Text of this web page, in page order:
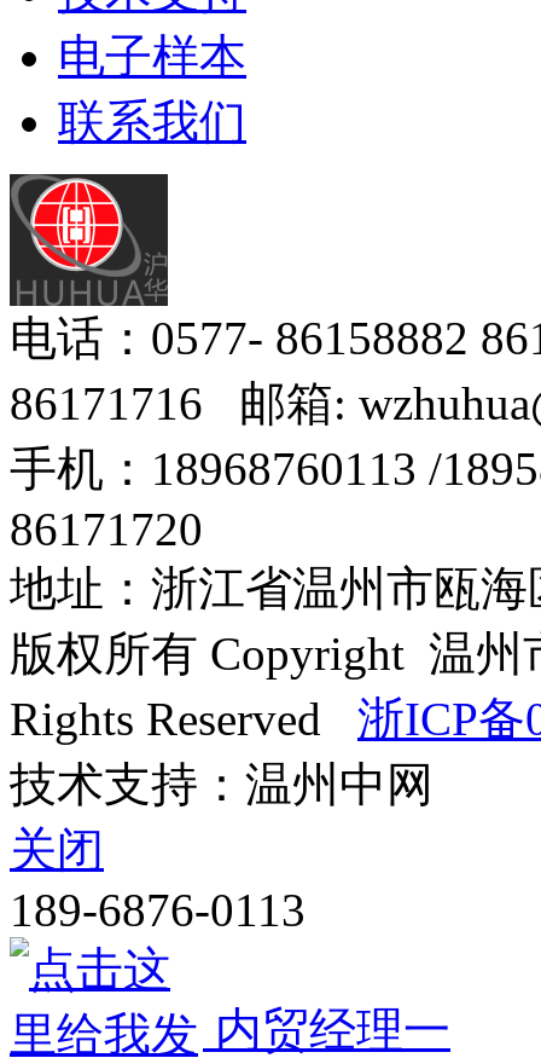
电子样本
联系我们
电话：0577- 86158882
86171716 邮箱:
手机：18968760113 /
86171720
地址：浙江省温州市瓯海
版权所有 Copyright 温
Rights Reserved 浙ICP备
技术支持：温州中网
关闭
189-6876-0113
内贸经理一